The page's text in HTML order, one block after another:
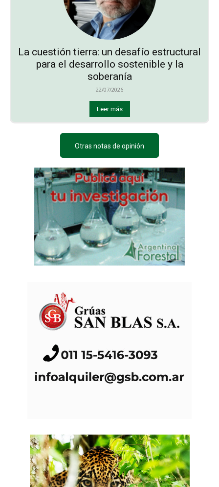
La cuestión tierra: un desafío estructural
para el desarrollo sostenible y la
soberanía
22/07/2026
Leer más
Otras notas de opinión